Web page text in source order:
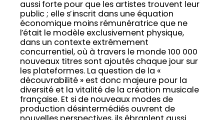
aussi forte pour que les artistes trouvent leur
public ; elle s’inscrit dans une équation
économique moins rémunératrice que ne
l’était le modèle exclusivement physique,
dans un contexte extrêmement
concurrentiel, où à travers le monde 100 000
nouveaux titres sont ajoutés chaque jour sur
les plateformes. La question de la «
découvrabilité » est donc majeure pour la
diversité et la vitalité de la création musicale
française. Et si de nouveaux modes de
production désintermédiés ouvrent de